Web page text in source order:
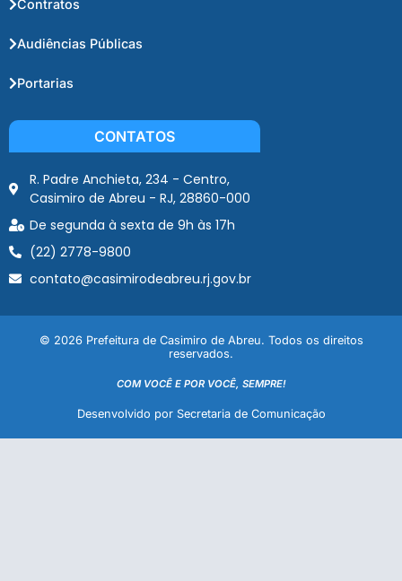
Contratos
Audiências Públicas
Portarias
CONTATOS
R. Padre Anchieta, 234 - Centro,
Casimiro de Abreu - RJ, 28860-000
De segunda à sexta de 9h às 17h
(22) 2778-9800
contato@casimirodeabreu.rj.gov.br
© 2026 Prefeitura de Casimiro de Abreu. Todos os direitos
reservados.
COM VOCÊ E POR VOCÊ, SEMPRE!
Desenvolvido por Secretaria de Comunicação